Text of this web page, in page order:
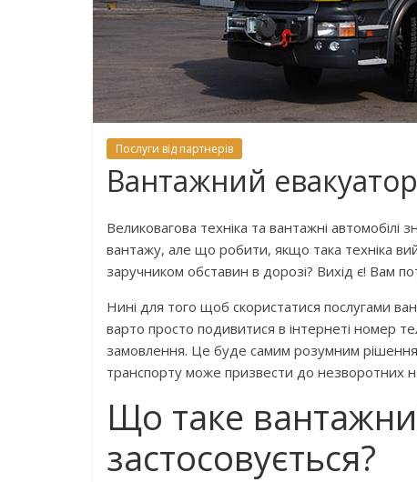
Послуги від партнерів
Вантажний евакуатор
Великовагова техніка та вантажні
вантажу, але що робити, якщо така техніка
заручником обставин в дорозі? Вихід є! Вам
Нині для того щоб скористатися послугами
варто просто подивитися в інтернеті номер
замовлення. Це буде самим розумним
транспорту може призвести до незворотних
Що таке
застосовується?